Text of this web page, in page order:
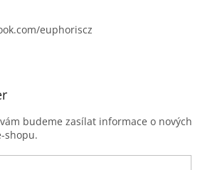
euphoriscz
budeme zasílat informace o nových
shopu.